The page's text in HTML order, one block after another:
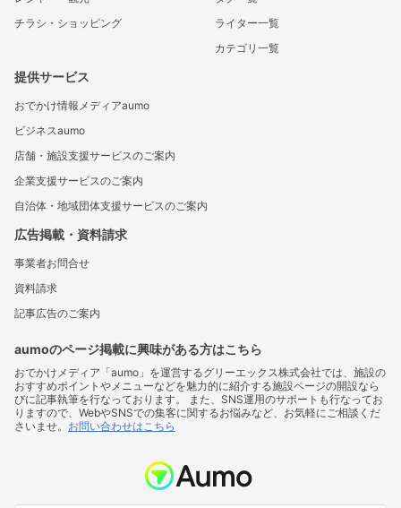
チラシ・ショッピング
ライター一覧
カテゴリ一覧
提供サービス
おでかけ情報メディアaumo
ビジネスaumo
店舗・施設支援サービスのご案内
企業支援サービスのご案内
自治体・地域団体支援サービスのご案内
広告掲載・資料請求
事業者お問合せ
資料請求
記事広告のご案内
aumoのページ掲載に興味がある方はこちら
おでかけメディア「aumo」を運営するグリーエックス株式会社では、施設の
おすすめポイントやメニューなどを魅力的に紹介する施設ページの開設なら
びに記事執筆を行なっております。 また、SNS運用のサポートも行なってお
りますので、WebやSNSでの集客に関するお悩みなど、お気軽にご相談くだ
さいませ。 お問い合わせはこちら